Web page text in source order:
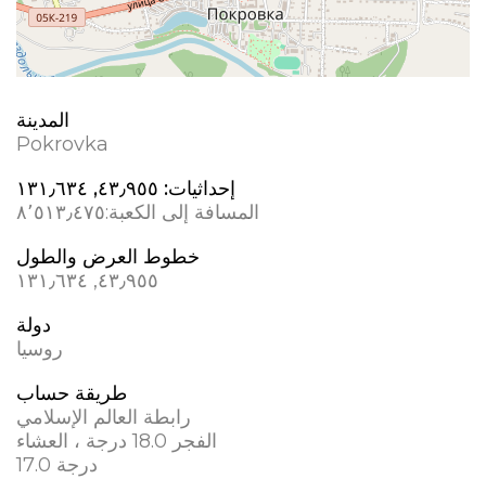
المدينة
Pokrovka
إحداثيات: ٤٣٫٩٥٥, ١٣١٫٦٣٤
المسافة إلى الكعبة:٨٬٥١٣٫٤٧٥
خطوط العرض والطول
٤٣٫٩٥٥, ١٣١٫٦٣٤
دولة
روسيا
طريقة حساب
رابطة العالم الإسلامي
الفجر 18.0 درجة ، العشاء
17.0 درجة